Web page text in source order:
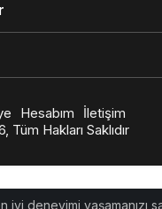
iyi deneyimi yaşamanızı
Hesabım
İletişim
Hakları Saklıdır